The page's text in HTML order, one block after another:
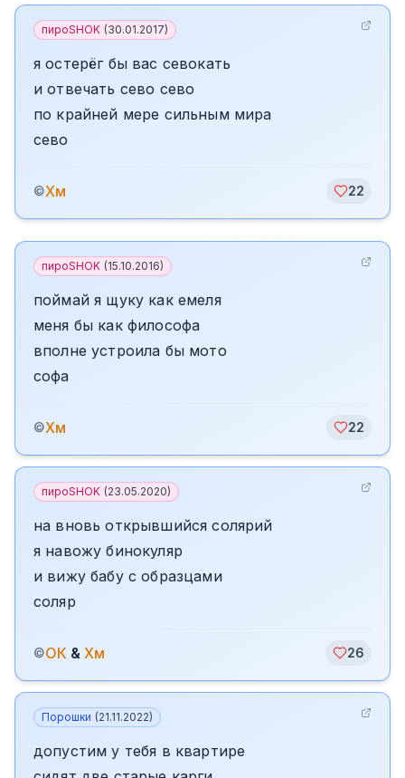
пироSHOK (30.01.2017)
я остерёг бы вас севокать
и отвечать сево сево
по крайней мере сильным мира
сево
©Хм 22
пироSHOK (15.10.2016)
поймай я щуку как емеля
меня бы как философа
вполне устроила бы мото
софа
©Хм 22
пироSHOK (23.05.2020)
на вновь открывшийся солярий
я навожу бинокуляр
и вижу бабу с образцами
соляр
©ОК & Хм 26
Порошки (21.11.2022)
допустим у тебя в квартире